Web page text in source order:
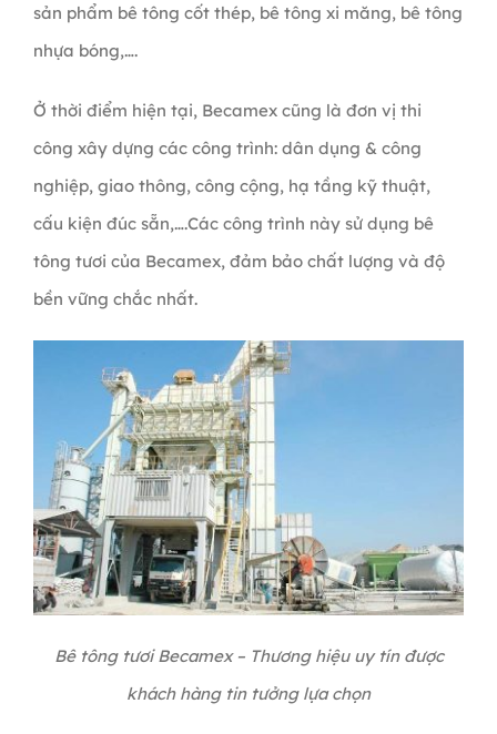
sản phẩm bê tông cốt thép, bê tông xi măng, bê tông
nhựa bóng,….
Ở thời điểm hiện tại, Becamex cũng là đơn vị thi
công xây dựng các công trình: dân dụng & công
nghiệp, giao thông, công cộng, hạ tầng kỹ thuật,
cấu kiện đúc sẵn,….Các công trình này sử dụng bê
tông tươi của Becamex, đảm bảo chất lượng và độ
bền vững chắc nhất.
Bê tông tươi Becamex – Thương hiệu uy tín được
khách hàng tin tưởng lựa chọn